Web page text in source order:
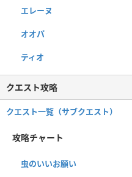
エレーヌ
オオパ
ティオ
クエスト攻略
クエスト一覧（サブクエスト）
攻略チャート
虫のいいお願い